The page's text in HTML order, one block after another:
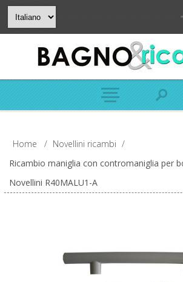
Home / Novellini ricambi /
Ricambio maniglia con contromaniglia per
Novellini R40MALU1-A